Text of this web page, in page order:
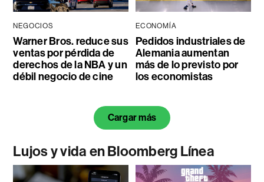
NEGOCIOS
Warner Bros. reduce sus
ventas por pérdida de
derechos de la NBA y un
débil negocio de cine
ECONOMÍA
Pedidos industriales de
Alemania aumentan
más de lo previsto por
los economistas
Cargar más
Lujos y vida en Bloomberg Línea